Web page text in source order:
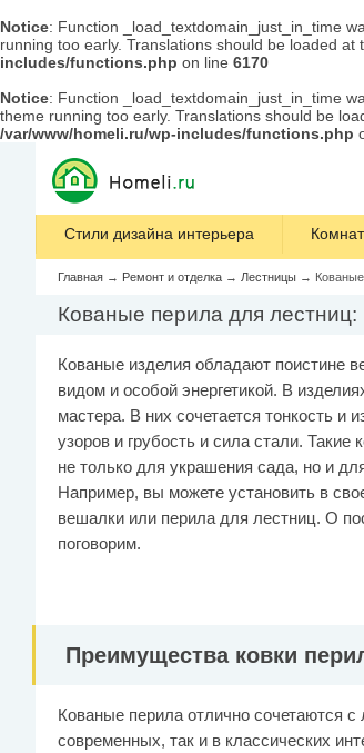
Notice: Function _load_textdomain_just_in_time
running too early. Translations should be loaded at
includes/functions.php on line 6170
Notice: Function _load_textdomain_just_in_time
theme running too early. Translations should be
/var/www/homeli.ru/wp-includes/functions.php
Стили дизайна интерьера
Главная → Ремонт и отделка → Лестницы →
Кованые перила для
Кованые изделия обладают поистине
видом и особой энергетикой. В
мастера. В них сочетается тонкость и
узоров и грубость и сила стали. Такие
не только для украшения сада, но и
Например, вы можете установить в
вешалки или перила для лестниц. О
поговорим.
Преимущества ковки
Кованые перила отлично сочетаются
современных, так и в классических